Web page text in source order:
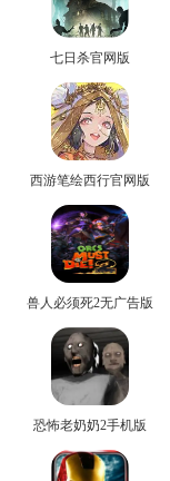
七日杀官网版
西游笔绘西行官网版
兽人必须死2无广告版
恐怖老奶奶2手机版